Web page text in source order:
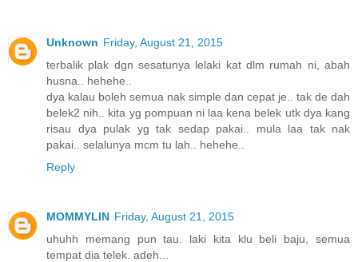
Unknown Friday, August 21, 2015
terbalik plak dgn sesatunya lelaki kat dlm rumah ni, abah
husna.. hehehe..
dya kalau boleh semua nak simple dan cepat je.. tak de dah
belek2 nih.. kita yg pompuan ni laa kena belek utk dya kang
risau dya pulak yg tak sedap pakai.. mula laa tak nak
pakai.. selalunya mcm tu lah.. hehehe..
Reply
MOMMYLIN Friday, August 21, 2015
uhuhh memang pun tau. laki kita klu beli baju, semua
tempat dia telek. adeh...